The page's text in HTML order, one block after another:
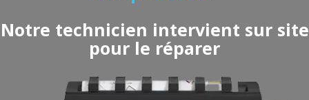
Notre technicien intervient sur site
pour le réparer